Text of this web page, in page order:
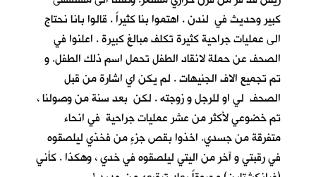
كبير وحديث في لندن . اهتموا بنا كثيراً . قالوا بانا نحتاج
الى عمليات جراحية كثيرة تكلف مبالغ كبيرة . اعلنوا في
الصحف عن حملة لانقاد الطفل تحمل اسم ذلك الطفل. و
تم تجميع الاف الجنيهات . لم يكن اي اشارة من قبل
الصحف لي او للرجل و زوجته . لكن بعد سنة من وصولنا ،
تم خضوعي لأكثر من عشر عمليات جراحية في انحاء
متفرقة من جسدي. اخذوا بقص جزءٍ من فخذي ليلصقوه
في رقبتي و آخر من اليتي ليلصقوه في خدي ، وهكذا . كأني